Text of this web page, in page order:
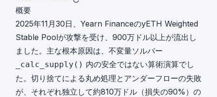
概要
2025年11月30日、Yearn FinanceのyETH Weighted
Stable Poolが攻撃を受け、900万ドル以上が流出し
ました。主な根本原因は、不変量ソルバー
_calc_supply() 内の安全ではない算術演算でし
た。切り捨てによる丸め処理とアンダーフローの失敗
が、それぞれ独立して約810万ドル（損失の90%）の